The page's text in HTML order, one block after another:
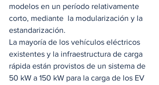
modelos en un período relativamente
corto, mediante  la modularización y la
estandarización.
La mayoría de los vehículos eléctricos
existentes y la infraestructura de carga
rápida están provistos de un sistema de
50 kW a 150 kW para la carga de los EV